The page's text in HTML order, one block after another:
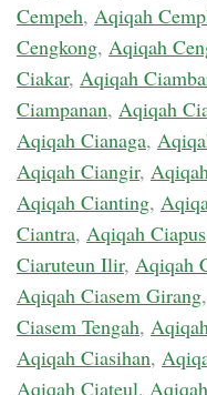
Cempeh, Aqiqah
Cengkong, Aqiqah
Ciakar, Aqiqah
Ciampanan, Aqiqah
Aqiqah Cianaga,
Aqiqah Ciangir,
Aqiqah Cianting,
Ciantra, Aqiqah Ciapus
Ciaruteun Ilir, Aqiqah
Aqiqah Ciasem Girang,
Ciasem Tengah,
Aqiqah Ciasihan,
Aqiqah Ciateul,